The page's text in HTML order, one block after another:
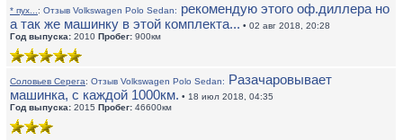
* пух... : Отзыв Volkswagen Polo Sedan: рекомендую этого оф.диллера но
а так же машинку в этой комплекта... • 02 авг 2018, 20:28
Год выпуска: 2010 Пробег: 900км
Соловьев Серега: Отзыв Volkswagen Polo Sedan: Разачаровывает
машинка, с каждой 1000км. • 18 июл 2018, 04:35
Год выпуска: 2015 Пробег: 46600км